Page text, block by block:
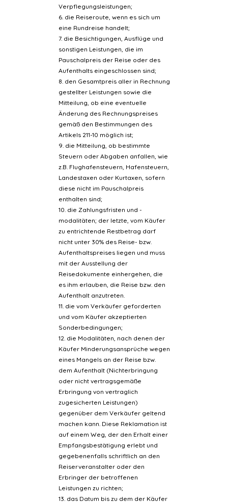
Verpflegungsleistungen;
6. die Reiseroute, wenn es sich um
eine Rundreise handelt;
7. die Besichtigungen, Ausflüge und
sonstigen Leistungen, die im
Pauschalpreis der Reise oder des
Aufenthalts eingeschlossen sind;
8. den Gesamtpreis aller in Rechnung
gestellter Leistungen sowie die
Mitteilung, ob eine eventuelle
Änderung des Rechnungspreises
gemäß den Bestimmungen des
Artikels 211-10 möglich ist;
9. die Mitteilung, ob bestimmte
Steuern oder Abgaben anfallen, wie
z.B. Flughafensteuern, Hafensteuern,
Landestaxen oder Kurtaxen, sofern
diese nicht im Pauschalpreis
enthalten sind;
10. die Zahlungsfristen und -
modalitäten; der letzte, vom Käufer
zu entrichtende Restbetrag darf
nicht unter 30% des Reise- bzw.
Aufenthaltspreises liegen und muss
mit der Ausstellung der
Reisedokumente einhergehen, die
es ihm erlauben, die Reise bzw. den
Aufenthalt anzutreten.
11. die vom Verkäufer geforderten
und vom Käufer akzeptierten
Sonderbedingungen;
12. die Modalitäten, nach denen der
Käufer Minderungsansprüche wegen
eines Mangels an der Reise bzw.
dem Aufenthalt (Nichterbringung
oder nicht vertragsgemäße
Erbringung von vertraglich
zugesicherten Leistungen)
gegenüber dem Verkäufer geltend
machen kann. Diese Reklamation ist
auf einem Weg, der den Erhalt einer
Empfangsbestätigung erlebt und
gegebenenfalls schriftlich an den
Reiserveranstalter oder den
Erbringer der betroffenen
Leistungen zu richten;
13. das Datum bis zu dem der Käufer